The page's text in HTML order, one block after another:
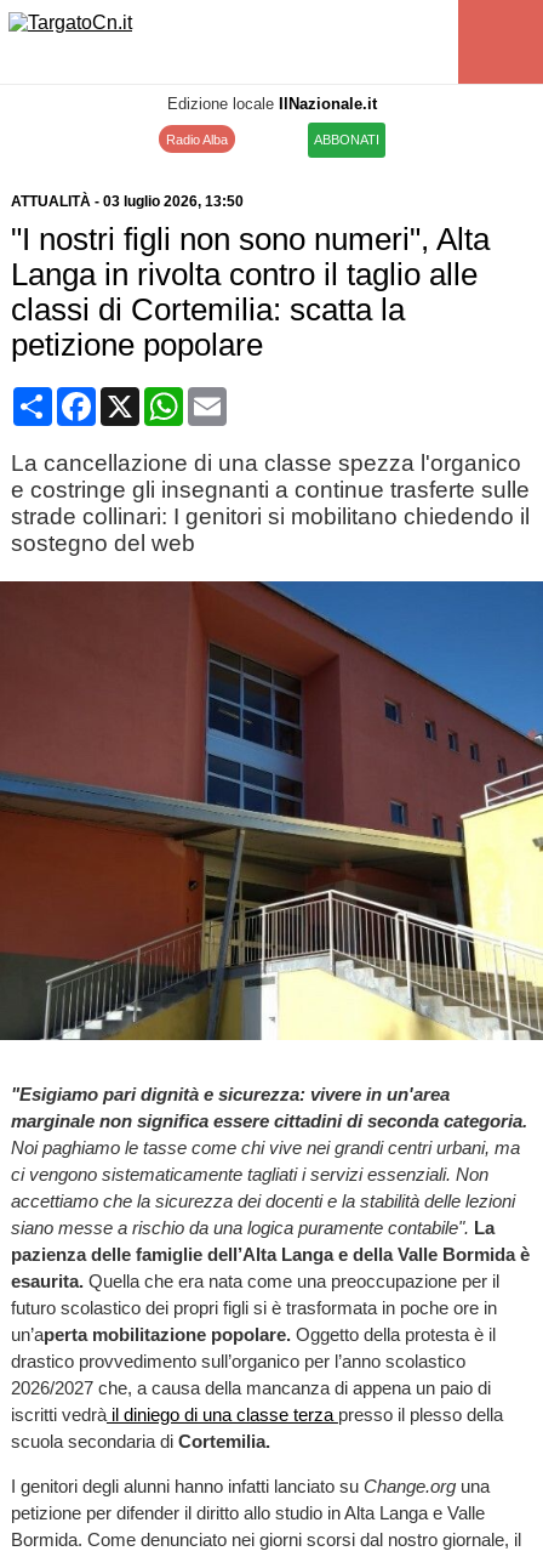
Edizione locale IlNazionale.it
Radio Alba ABBONATI
ATTUALITÀ- 03 luglio 2026, 13:50
"I nostri figli non sono numeri", Alta
Langa in rivolta contro il taglio alle
classi di Cortemilia: scatta la
petizione popolare
CondividiFacebook
X WhatsApp
Email
La cancellazione di una classe spezza l'organico
e costringe gli insegnanti a continue trasferte sulle
strade collinari: I genitori si mobilitano chiedendo il
sostegno del web
"Esigiamo pari dignità e sicurezza: vivere in un'area
marginale non significa essere cittadini di seconda categoria.
Noi paghiamo le tasse come chi vive nei grandi centri urbani, ma
ci vengono sistematicamente tagliati i servizi essenziali. Non
accettiamo che la sicurezza dei docenti e la stabilità delle lezioni
siano messe a rischio da una logica puramente contabile". La
pazienza delle famiglie dell’Alta Langa e della Valle Bormida è
esaurita.Quella che era nata come una preoccupazione per il
futuro scolastico dei propri figli si è trasformata in poche ore in
un’aperta mobilitazione popolare.Oggetto della protesta è il
drastico provvedimento sull’organico per l’anno scolastico
2026/2027 che, a causa della mancanza di appena un paio di
iscritti vedràil diniego di una classe terza presso il plesso della
scuola secondaria di Cortemilia.
I genitori degli alunni hanno infatti lanciato suChange.org una
petizione per difender il diritto allo studio in Alta Langa e Valle
Bormida. Come denunciato nei giorni scorsi dal nostro giornale, il